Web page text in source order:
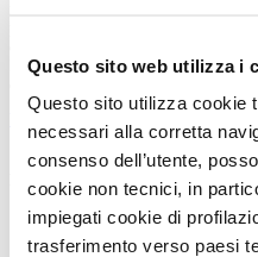
Questo sito web utilizza i
Questo sito utilizza cookie
necessari alla corretta
consenso dell’utente,
cookie non tecnici, in
impiegati cookie di
trasferimento verso paesi
Fair a palazzo Pallavicini dal 1° al
Magazine menu
Tutte le news
Eventi